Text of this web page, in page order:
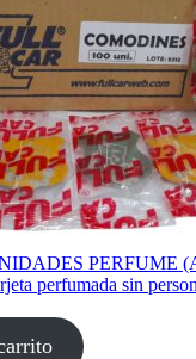
PERFUME
perfumada sin